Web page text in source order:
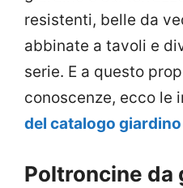
resistenti, belle da
abbinate a tavoli e
serie. E a questo
conoscenze, ecco le
del catalogo giardino
Poltroncine da